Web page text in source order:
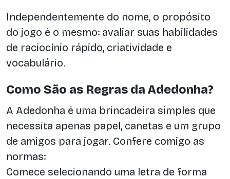
Independentemente do nome, o propósito
do jogo é o mesmo: avaliar suas habilidades
de raciocínio rápido, criatividade e
vocabulário.
Como São as Regras da Adedonha?
A Adedonha é uma brincadeira simples que
necessita apenas papel, canetas e um grupo
de amigos para jogar. Confere comigo as
normas:
Comece selecionando uma letra de forma